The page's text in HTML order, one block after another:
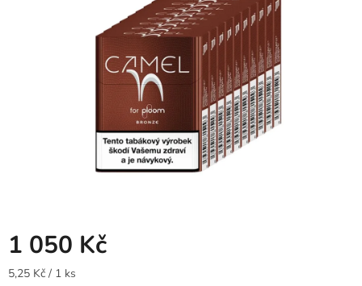
1 050 Kč
Měrná
5,25 Kč / 1 ks